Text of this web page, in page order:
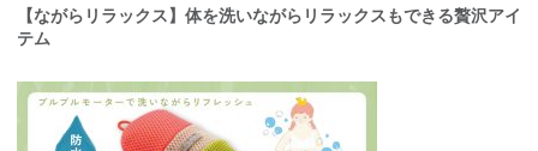
【ながらリラックス】体を洗いながらリラックスもできる贅沢アイ
テム